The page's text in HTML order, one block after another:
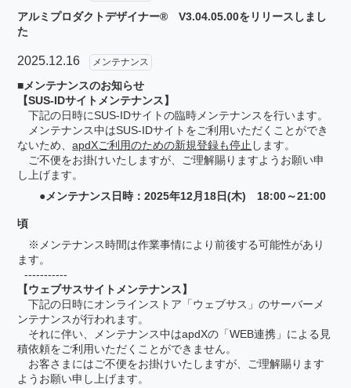
アルミプロダクトデザイナー® V3.04.05.00をリリースしまし
た
2025.12.16 メンテナンス
■メンテナンスのお知らせ
【SUS-IDサイトメンテナンス】
下記の日時にSUS-IDサイトの臨時メンテナンスを行います。
メンテナンス中はSUS-IDサイトをご利用いただくことができ
ないため、apdXご利用のための新規登録も停止 します。
ご不便をお掛けいたしますが、ご理解賜りますようお願い申
し上げます。
●メンテナンス日時：2025年12月18日(木) 18:00～21:00
頃
※メンテナンス時間は作業事情により前後する可能性があり
ます。
-----------
【ウェブサスサイトメンテナンス】
下記の日時にオンラインストア「ウェブサス」のサーバーメ
ンテナンスが行われます。
それに伴い、メンテナンス中はapdXの「WEB連携」による見
積依頼をご利用いただくことができません。
お客さまにはご不便をお掛けいたしますが、ご理解賜ります
ようお願い申し上げます。